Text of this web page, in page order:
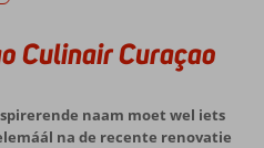
Culinair Curaçao
naam moet wel iets
na de recente renovatie